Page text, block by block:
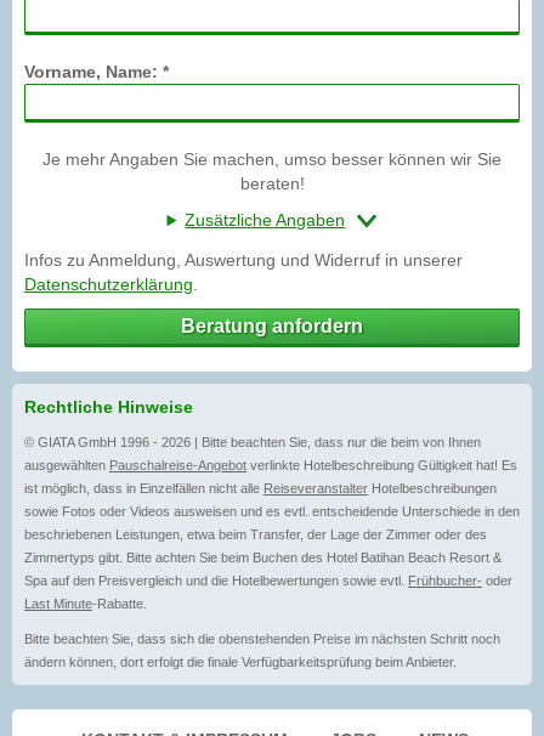
Vorname, Name: *
Je mehr Angaben Sie machen, umso besser können wir Sie
beraten!
Zusätzliche Angaben
Infos zu Anmeldung, Auswertung und Widerruf in unserer
Datenschutzerklärung
Beratung anfordern
Rechtliche Hinweise
© GIATA GmbH 1996 - 2026 | Bitte beachten Sie, dass nur die beim von Ihnen
ausgewählten Pauschalreise-Angebot verlinkte Hotelbeschreibung Gültigkeit hat! Es
ist möglich, dass in Einzelfällen nicht alle Reiseveranstalter Hotelbeschreibungen
sowie Fotos oder Videos ausweisen und es evtl. entscheidende Unterschiede in den
beschriebenen Leistungen, etwa beim Transfer, der Lage der Zimmer oder des
Zimmertyps gibt. Bitte achten Sie beim Buchen des Hotel Batihan Beach Resort &
Spa auf den Preisvergleich und die Hotelbewertungen sowie evtl. Frühbucher- oder
Last Minute-Rabatte.
Bitte beachten Sie, dass sich die obenstehenden Preise im nächsten Schritt noch
ändern können, dort erfolgt die finale Verfügbarkeitsprüfung beim Anbieter.